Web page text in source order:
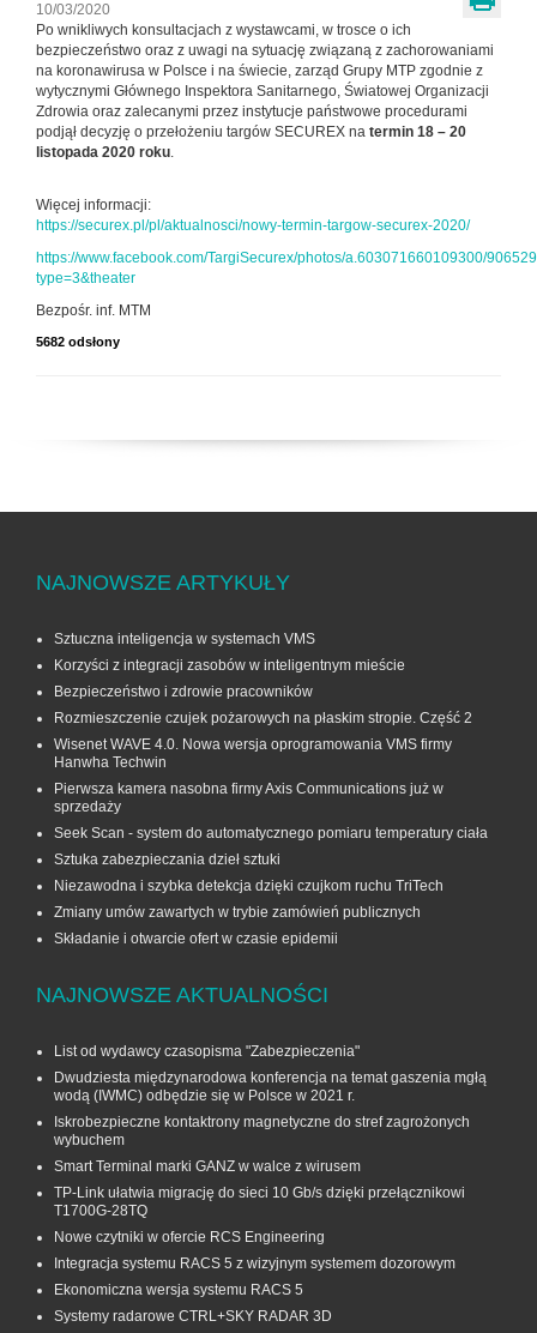
10/03/2020
Po wnikliwych konsultacjach z wystawcami, w trosce o ich
bezpieczeństwo oraz z uwagi na sytuację związaną z zachorowaniami
na koronawirusa w Polsce i na świecie, zarząd Grupy MTP zgodnie z
wytycznymi Głównego Inspektora Sanitarnego, Światowej Organizacji
Zdrowia oraz zalecanymi przez instytucje państwowe procedurami
podjął decyzję o przełożeniu targów SECUREX na termin 18 – 20
listopada 2020 roku.
Więcej informacji:
https://securex.pl/pl/aktualnosci/nowy-termin-targow-securex-2020/
https://www.facebook.com/TargiSecurex/photos/a.603071660109300/
type=3&theater
Bezpośr. inf. MTM
5682 odsłony
NAJNOWSZE ARTYKUŁY
Sztuczna inteligencja w systemach VMS
Korzyści z integracji zasobów w inteligentnym mieście
Bezpieczeństwo i zdrowie pracowników
Rozmieszczenie czujek pożarowych na płaskim stropie. Część 2
Wisenet WAVE 4.0. Nowa wersja oprogramowania VMS firmy
Hanwha Techwin
Pierwsza kamera nasobna firmy Axis Communications już w
sprzedaży
Seek Scan - system do automatycznego pomiaru temperatury ciała
Sztuka zabezpieczania dzieł sztuki
Niezawodna i szybka detekcja dzięki czujkom ruchu TriTech
Zmiany umów zawartych w trybie zamówień publicznych
Składanie i otwarcie ofert w czasie epidemii
NAJNOWSZE AKTUALNOŚCI
List od wydawcy czasopisma "Zabezpieczenia"
Dwudziesta międzynarodowa konferencja na temat gaszenia mgłą
wodą (IWMC) odbędzie się w Polsce w 2021 r.
Iskrobezpieczne kontaktrony magnetyczne do stref zagrożonych
wybuchem
Smart Terminal marki GANZ w walce z wirusem
TP-Link ułatwia migrację do sieci 10 Gb/s dzięki przełącznikowi
T1700G‑28TQ
Nowe czytniki w ofercie RCS Engineering
Integracja systemu RACS 5 z wizyjnym systemem dozorowym
Ekonomiczna wersja systemu RACS 5
Systemy radarowe CTRL+SKY RADAR 3D